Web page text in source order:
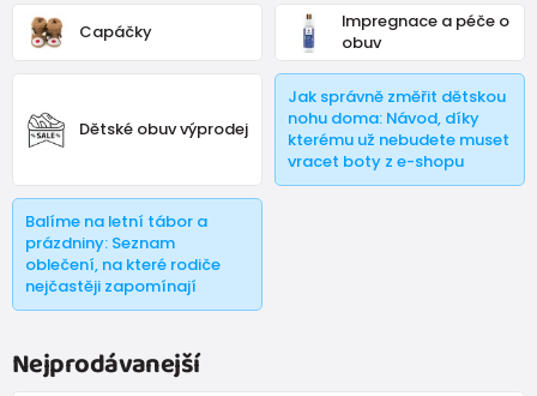
Capáčky
Impregnace a péče o
obuv
Dětské obuv výprodej
Jak správně změřit dětskou
nohu doma: Návod, díky
kterému už nebudete muset
vracet boty z e-shopu
Balíme na letní tábor a
prázdniny: Seznam
oblečení, na které rodiče
nejčastěji zapomínají
Nejprodávanejší